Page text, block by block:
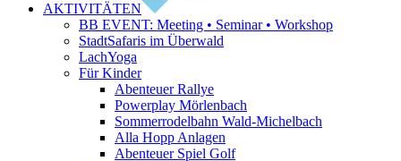
AKTIVITÄTEN
BB EVENT: Meeting • Seminar • Workshop
StadtSafaris im Überwald
LachYoga
Für Kinder
Abenteuer Rallye
Powerplay Mörlenbach
Sommerrodelbahn Wald-Michelbach
Alla Hopp Anlagen
Abenteuer Spiel Golf